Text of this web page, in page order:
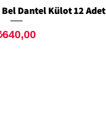
Bakış
Dantel Külot 12 Adet